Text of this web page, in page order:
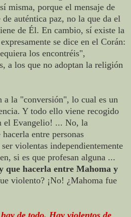
misma, porque el mensaje de
de auténtica paz, no la que da el
de Él. En cambio, sí existe la
se dice en el Corán:
los encontréis",
a los que no adoptan la religión
a la "conversión", lo cual es un
Y todo ello viene recogido
el Evangelio! ... No, la
entre personas
violentas independientemente
si es que profesan alguna ...
que hacerla entre Mahoma y
violento? ¡No! ¿Mahoma fue
de todo. Hay violentos de